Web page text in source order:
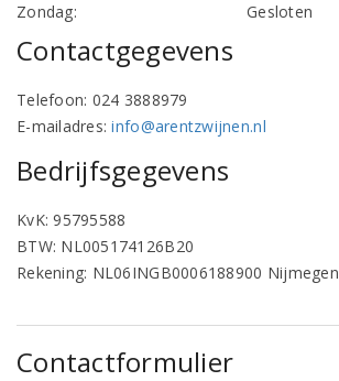
Zondag:
Gesloten
Contactgegevens
Telefoon: 024 3888979
E-mailadres:info@arentzwijnen.nl
Bedrijfsgegevens
KvK: 95795588
BTW: NL005174126B20
Rekening: NL06INGB0006188900 Nijmegen
Contactformulier